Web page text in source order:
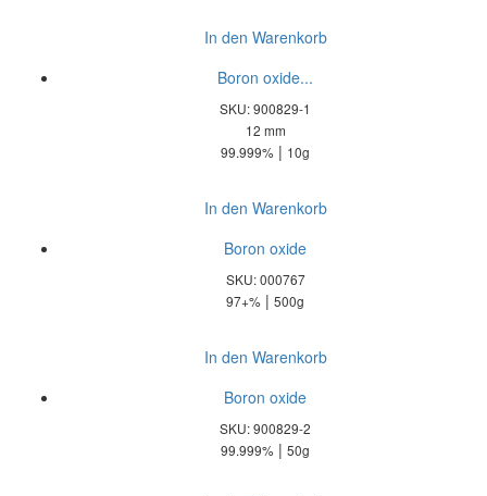
In den Warenkorb
Boron oxide...
SKU: 900829-1
12 mm
99.999% | 10g
In den Warenkorb
Boron oxide
SKU: 000767
97+% | 500g
In den Warenkorb
Boron oxide
SKU: 900829-2
99.999% | 50g